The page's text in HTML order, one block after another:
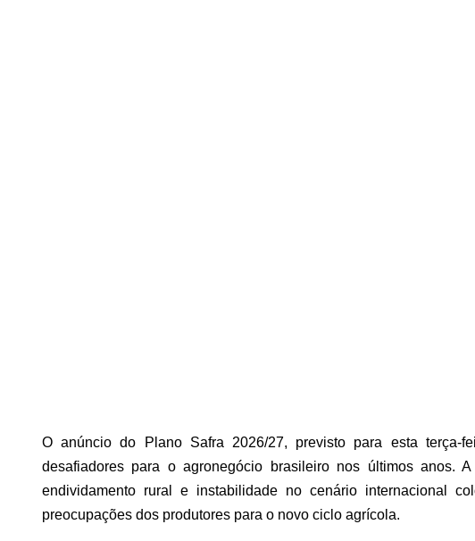
O anúncio do Plano Safra 2026/27, previsto para esta terça-
desafiadores para o agronegócio brasileiro nos últimos anos.
endividamento rural e instabilidade no cenário internacional
preocupações dos produtores para o novo ciclo agrícola.